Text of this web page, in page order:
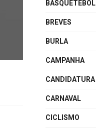
BASQUETEBOL
BREVES
BURLA
CAMPANHA
CANDIDATURA
CARNAVAL
CICLISMO